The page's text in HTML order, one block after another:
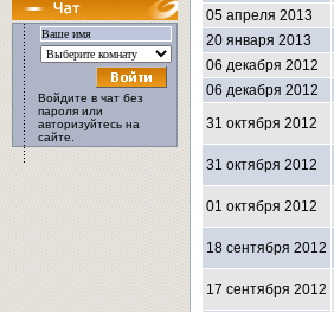
Войдите в чат без
пароля или
авторизуйтесь на
сайте.
05 апреля 2013
20 января 2013
06 декабря 2012
06 декабря 2012
31 октября 2012
31 октября 2012
01 октября 2012
18 сентября 2012
17 сентября 2012